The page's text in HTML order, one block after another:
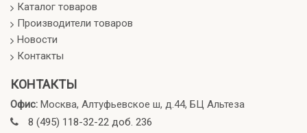
Каталог товаров
Производители товаров
Новости
Контакты
КОНТАКТЫ
Офис: Москва, Алтуфьевское ш, д.44, БЦ Альтеза
8 (495) 118-32-22 доб. 236